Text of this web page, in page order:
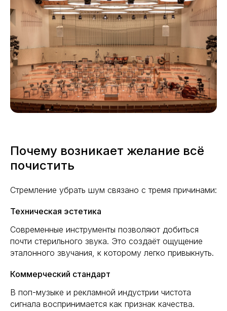
Почему возникает желание всё
почистить
Стремление убрать шум связано с тремя причинами:
Техническая эстетика
Современные инструменты позволяют добиться
почти стерильного звука. Это создаёт ощущение
эталонного звучания, к которому легко привыкнуть.
Коммерческий стандарт
В поп-музыке и рекламной индустрии чистота
сигнала воспринимается как признак качества.